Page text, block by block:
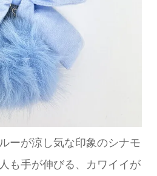
ーが涼し気な印象のシナモ
も手が伸びる、カワイイが